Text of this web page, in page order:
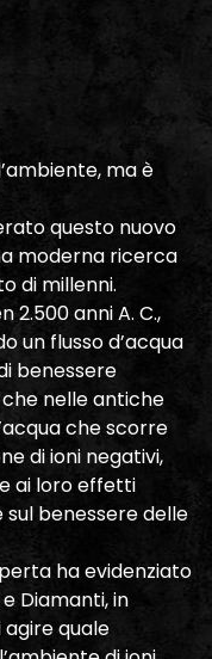
ma è
questo nuovo
moderna ricerca
di millenni.
2.500 anni A. C.,
un flusso d’acqua
benessere
nelle antiche
che scorre
di ioni negativi,
ai loro effetti
sul benessere delle
ha evidenziato
Diamanti, in
agire quale